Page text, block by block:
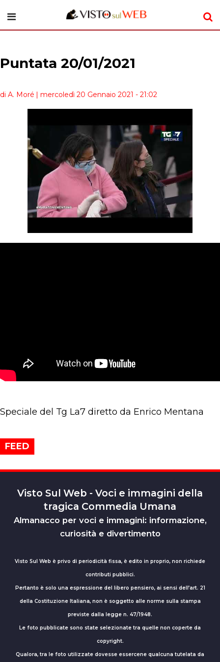
Puntata 20/01/2021
di A. Moré | mercoledì 20 Gennaio 2021 - 21:02
Speciale del Tg La7 diretto da Enrico Mentana
FEED
Visto Sul Web - Voci e immagini della
tragica Commedia Umana
Almanacco per voci e immagini: informazione,
curiosità e divertimento
Visto Sul Web è privo di periodicità fissa, è edito in proprio, non richiede
contributi pubblici.
Pertanto è solo una espressione del libero pensiero, ai sensi dell’art. 21
della Costituzione Italiana, non è soggetto alle norme sulla stampa
previste dalla legge n. 47/1948.
Le foto pubblicate sono state selezionate tra quelle non coperte da
copyright.
Qualora, tra le foto utilizzate dovesse essercene qualcuna tutelata da